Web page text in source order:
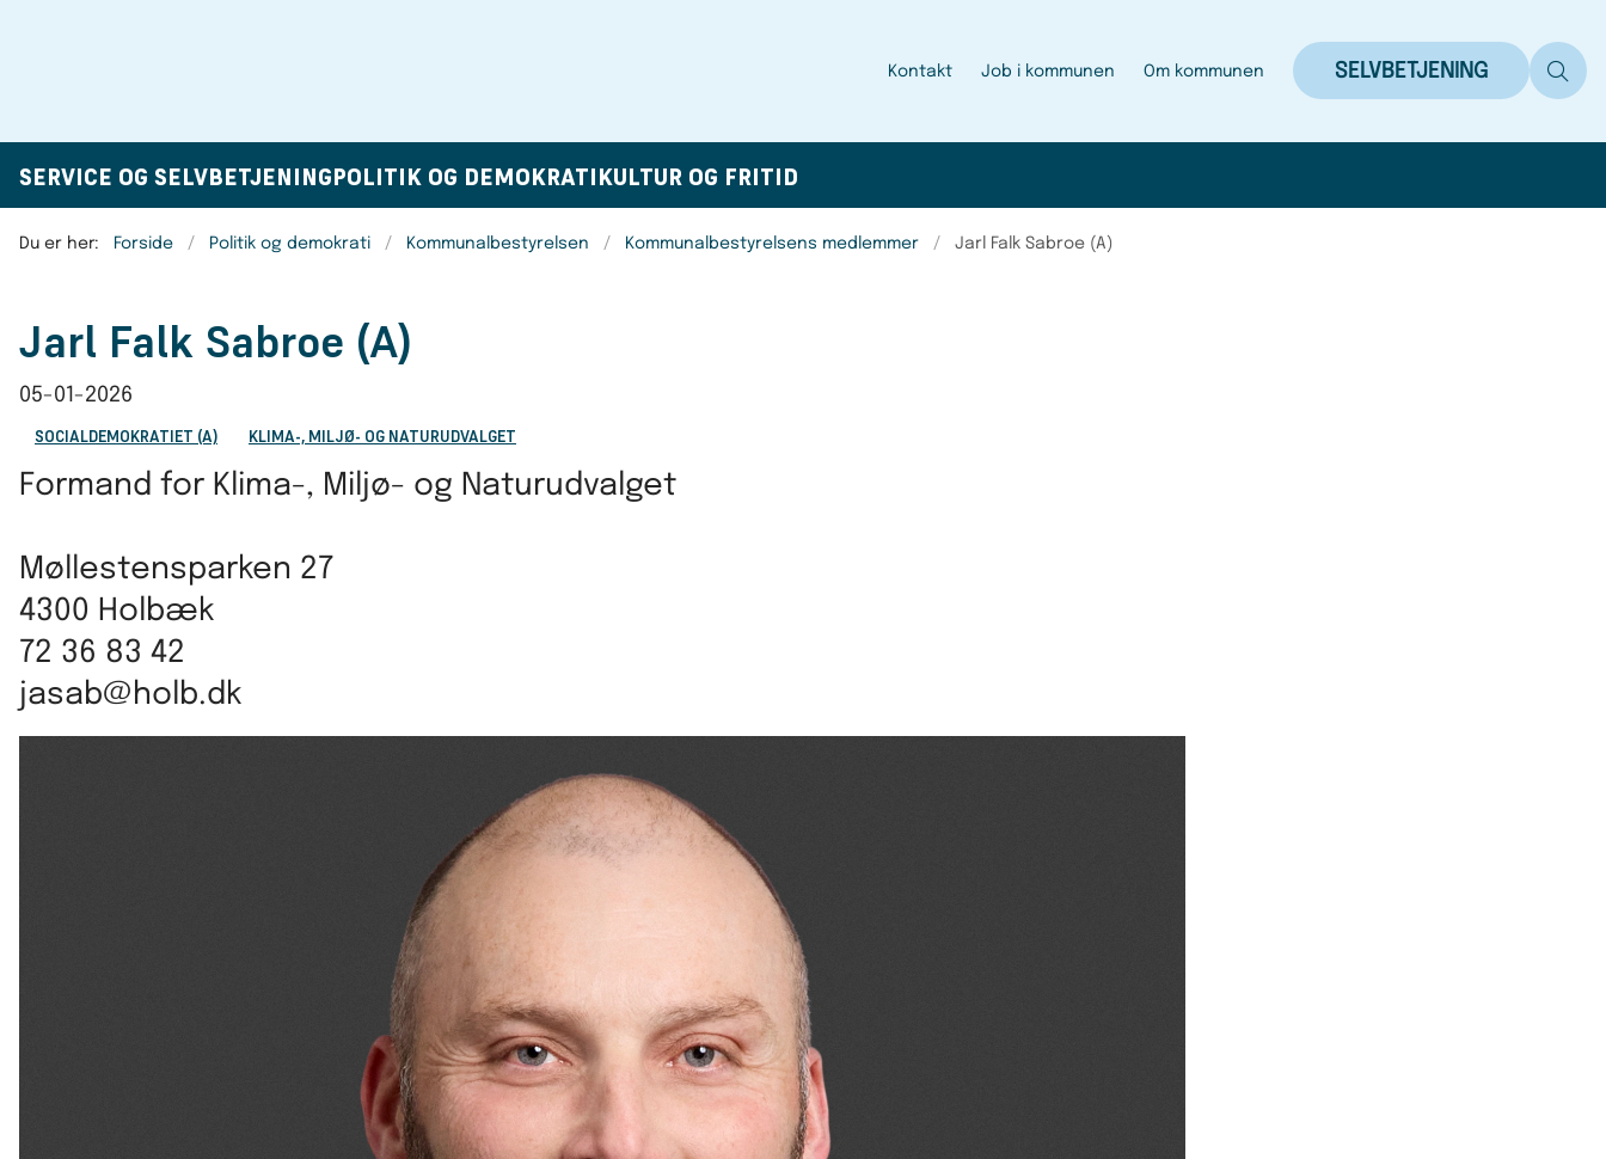
Kontakt Job i kommunen Om kommunen SELVBETJENING
SERVICE OG SELVBETJENINGPOLITIK OG DEMOKRATIKULTUR OG FRITID
Du er her: Forside Politik og demokrati Kommunalbestyrelsen Kommunalbestyrelsens medlemmer Jarl Falk Sabroe (A)
Jarl Falk Sabroe (A)
05-01-2026
SOCIALDEMOKRATIET (A) KLIMA-, MILJØ- OG NATURUDVALGET
Formand for Klima-, Miljø- og Naturudvalget
Møllestensparken 27
4300 Holbæk
72 36 83 42
jasab@holb.dk